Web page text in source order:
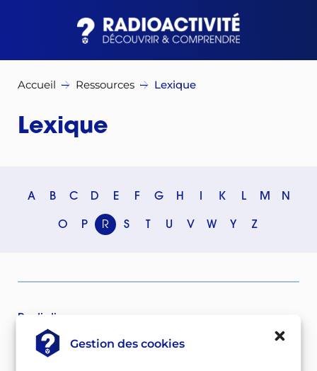
Gestion des cookies
Accueil Ressources Lexique
Lexique
A B C D E F G H K L M N
O P R S U V W Y Z
Radiation
Réaction en chaîne